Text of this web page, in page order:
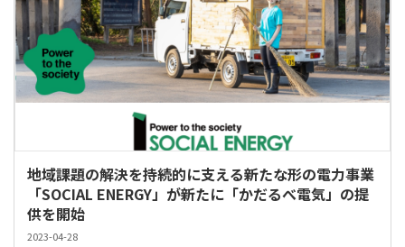
地域課題の解決を持続的に支える新たな形の電力事業
「SOCIAL ENERGY」が新たに「かだるべ電気」の提
供を開始
2023-04-28